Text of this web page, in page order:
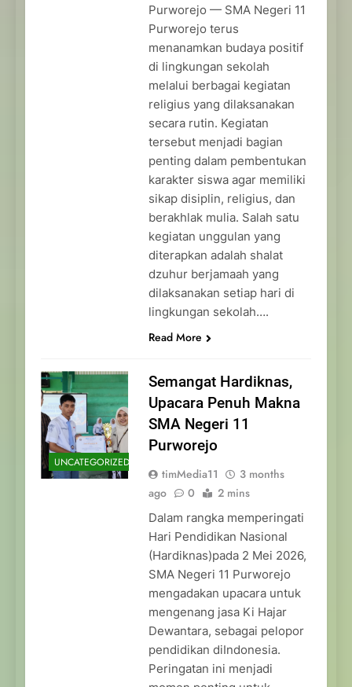
Purworejo — SMA Negeri 11
Purworejo terus
menanamkan budaya positif
di lingkungan sekolah
melalui berbagai kegiatan
religius yang dilaksanakan
secara rutin. Kegiatan
tersebut menjadi bagian
penting dalam pembentukan
karakter siswa agar memiliki
sikap disiplin, religius, dan
berakhlak mulia. Salah satu
kegiatan unggulan yang
diterapkan adalah shalat
dzuhur berjamaah yang
dilaksanakan setiap hari di
lingkungan sekolah….
Read More
UNCATEGORIZED
Semangat Hardiknas,
Upacara Penuh Makna
SMA Negeri 11
Purworejo
timMedia11
3 months
ago
0 2 mins
Dalam rangka memperingati
Hari Pendidikan Nasional
(Hardiknas)pada 2 Mei 2026,
SMA Negeri 11 Purworejo
mengadakan upacara untuk
mengenang jasa Ki Hajar
Dewantara, sebagai pelopor
pendidikan diIndonesia.
Peringatan ini menjadi